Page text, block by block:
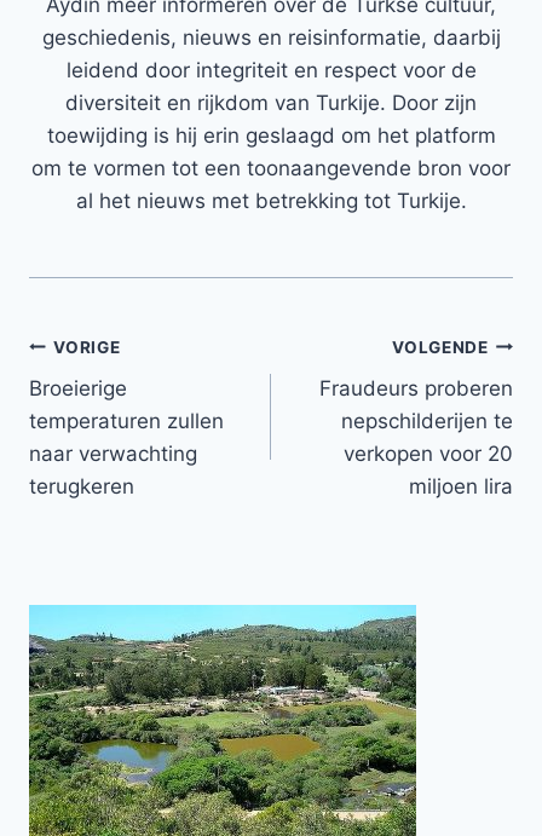
Aydin meer informeren over de Turkse cultuur,
geschiedenis, nieuws en reisinformatie, daarbij
leidend door integriteit en respect voor de
diversiteit en rijkdom van Turkije. Door zijn
toewijding is hij erin geslaagd om het platform
om te vormen tot een toonaangevende bron voor
al het nieuws met betrekking tot Turkije.
Bericht
navigatie
VORIGE
Broeierige
temperaturen zullen
naar verwachting
terugkeren
VOLGENDE
Fraudeurs proberen
nepschilderijen te
verkopen voor 20
miljoen lira